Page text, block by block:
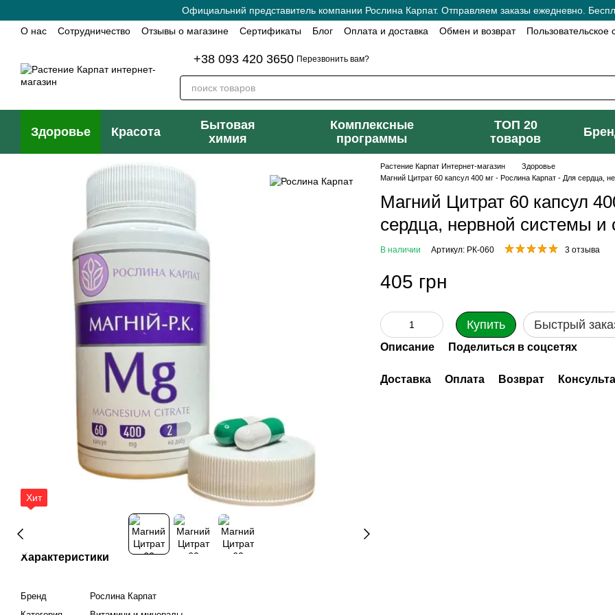
Официальний представитель компании Рослина Карпат. Отправляем заказы ежедневно.
О нас
Сотрудничество Отзывы о магазине Сертификаты Блог Оплата и доставка Обмен и возврат
Пользовательское
+38 093 420 3650 Перезвонить вам?
Здоровье Красота
Бытовая
химия
Комплексные
программы
ТОП 20
товаров
Хит
Характеристики
Бренд
Рослина Карпат
Растение Карпат Интернет-магазин
Здоровье
Магний Цитрат 60 капсул 400 мг - Рослина Карпат - Для сердца,
Магний Цитрат 60 капсул
сердца, нервной системы и
В наличии Артикул: РК-060 3 отзыва
405 грн
Купить Быстрый
Описание Поделиться в соцсетях
Доставка Оплата Возврат